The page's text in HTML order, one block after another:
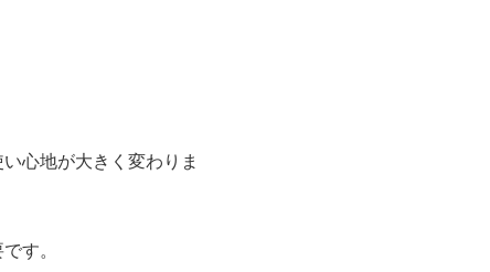
心地が大きく変わりま
す。